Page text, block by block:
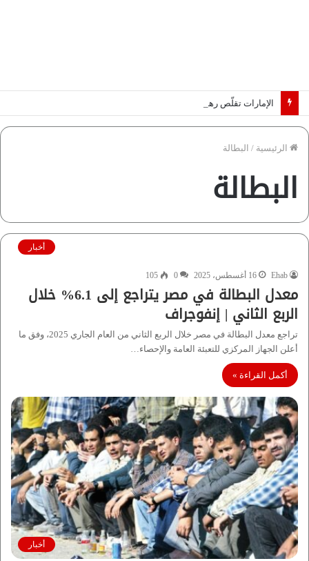
الرئيسية / البطالة
البطالة
أخبار
Ehab 16 أغسطس، 2025 0
105
معدل البطالة في مصر يتراجع إلى 6.1% خلال
الربع الثاني | إنفوجراف
تراجع معدل البطالة في مصر خلال الربع الثاني من العام الجاري 2025، وفق ما
أعلن الجهاز المركزي للتعبئة العامة والإحصاء…
أكمل القراءة »
أخبار